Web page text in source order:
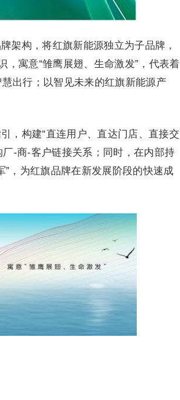
架构，将红旗新能源独立为子品牌，
，寓意“雏鹰展翅、生命激发”，代表着
出行；以智见未来的红旗新能源产
，构建“直连用户、直达门店、直接交
-商-客户链接关系；同时，在内部持
，为红旗品牌在新发展阶段的快速成